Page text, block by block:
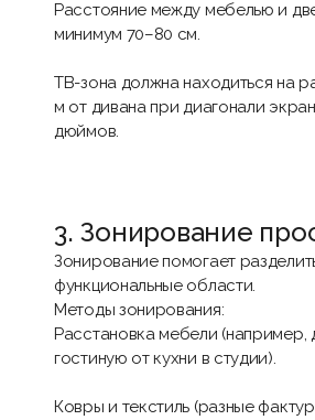
Расстояние между мебелью и
минимум 70–80 см.
ТВ-зона должна находиться на
м от дивана при диагонали
дюймов.
3. Зонирование
Зонирование помогает
функциональные области.
Методы зонирования:
Расстановка мебели (например,
гостиную от кухни в студии).
Ковры и текстиль (разные